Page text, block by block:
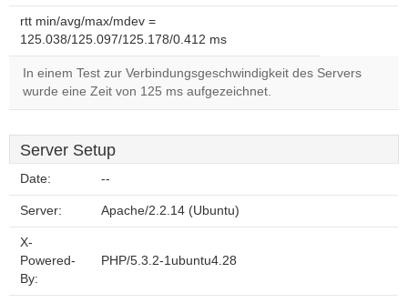
rtt min/avg/max/mdev =
125.038/125.097/125.178/0.412 ms
In einem Test zur Verbindungsgeschwindigkeit des Servers
wurde eine Zeit von 125 ms aufgezeichnet.
Server Setup
Date: --
Server: Apache/2.2.14 (Ubuntu)
X-
Powered-
By:
PHP/5.3.2-1ubuntu4.28